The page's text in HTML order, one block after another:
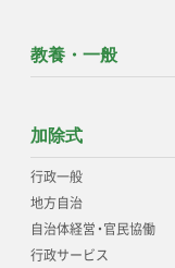
教養・一般
加除式
行政一般
地方自治
自治体経営・官民協働
行政サービス